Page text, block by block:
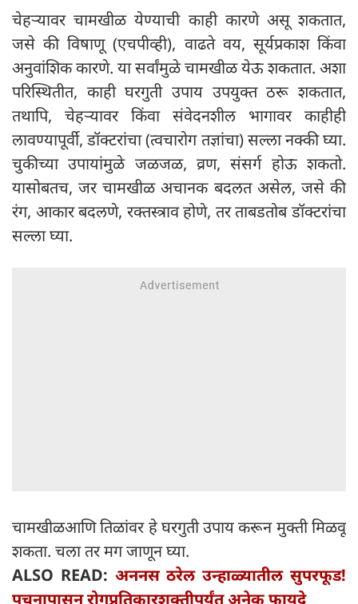
चेहऱ्यावर चामखीळ येण्याची काही कारणे असू शकतात,
जसे की विषाणू (एचपीव्ही), वाढते वय, सूर्यप्रकाश किंवा
अनुवांशिक कारणे. या सर्वांमुळे चामखीळ येऊ शकतात. अशा
परिस्थितीत, काही घरगुती उपाय उपयुक्त ठरू शकतात,
तथापि, चेहऱ्यावर किंवा संवेदनशील भागावर काहीही
लावण्यापूर्वी, डॉक्टरांचा (त्वचारोग तज्ञांचा) सल्ला नक्की घ्या.
चुकीच्या उपायांमुळे जळजळ, व्रण, संसर्ग होऊ शकतो.
यासोबतच, जर चामखीळ अचानक बदलत असेल, जसे की
रंग, आकार बदलणे, रक्तस्त्राव होणे, तर ताबडतोब डॉक्टरांचा
सल्ला घ्या.
चामखीळआणि तिळांवर हे घरगुती उपाय करून मुक्ती मिळवू
शकता. चला तर मग जाणून घ्या.
ALSO READ: अननस ठरेल उन्हाळ्यातील सुपरफूड!
पचनापासून रोगप्रतिकारशक्तीपर्यंत अनेक फायदे